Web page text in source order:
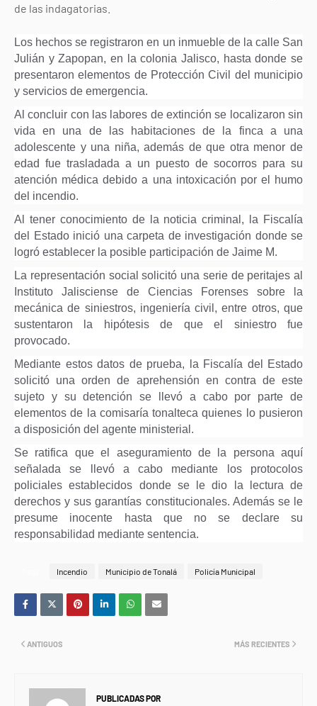
de las indagatorias.
Los hechos se registraron en un inmueble de la calle San
Julián y Zapopan, en la colonia Jalisco, hasta donde se
presentaron elementos de Protección Civil del municipio
y servicios de emergencia.
Al concluir con las labores de extinción se localizaron sin
vida en una de las habitaciones de la finca a una
adolescente y una niña, además de que otra menor de
edad fue trasladada a un puesto de socorros para su
atención médica debido a una intoxicación por el humo
del incendio.
Al tener conocimiento de la noticia criminal, la Fiscalía
del Estado inició una carpeta de investigación donde se
logró establecer la posible participación de Jaime M.
La representación social solicitó una serie de peritajes al
Instituto Jalisciense de Ciencias Forenses sobre la
mecánica de siniestros, ingeniería civil, entre otros, que
sustentaron la hipótesis de que el siniestro fue
provocado.
Mediante estos datos de prueba, la Fiscalía del Estado
solicitó una orden de aprehensión en contra de este
sujeto y su detención se llevó a cabo por parte de
elementos de la comisaría tonalteca quienes lo pusieron
a disposición del agente ministerial.
Se ratifica que el aseguramiento de la persona aquí
señalada se llevó a cabo mediante los protocolos
policiales establecidos donde se le dio la lectura de
derechos y sus garantías constitucionales. Además se le
presume inocente hasta que no se declare su
responsabilidad mediante sentencia.
Incendio Municipio de Tonalá Policía Municipal
MÁS RECIENTES
ANTIGUOS
PUBLICADAS POR